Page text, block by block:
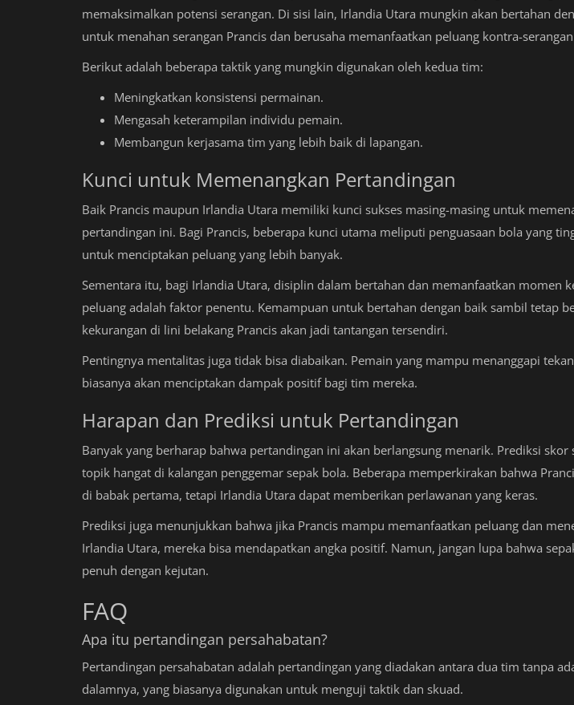
memaksimalkan potensi serangan. Di sisi lain, Irlandia Utara mungkin akan bertahan
untuk menahan serangan Prancis dan berusaha memanfaatkan peluang kontra-
Berikut adalah beberapa taktik yang mungkin digunakan oleh kedua tim:
Meningkatkan konsistensi permainan.
Mengasah keterampilan individu pemain.
Membangun kerjasama tim yang lebih baik di lapangan.
Kunci untuk Memenangkan Pertandingan
Baik Prancis maupun Irlandia Utara memiliki kunci sukses masing-masing untuk
pertandingan ini. Bagi Prancis, beberapa kunci utama meliputi penguasaan bola yang
untuk menciptakan peluang yang lebih banyak.
Sementara itu, bagi Irlandia Utara, disiplin dalam bertahan dan memanfaatkan momen
peluang adalah faktor penentu. Kemampuan untuk bertahan dengan baik sambil tetap
kekurangan di lini belakang Prancis akan jadi tantangan tersendiri.
Pentingnya mentalitas juga tidak bisa diabaikan. Pemain yang mampu menanggapi
biasanya akan menciptakan dampak positif bagi tim mereka.
Harapan dan Prediksi untuk Pertandingan
Banyak yang berharap bahwa pertandingan ini akan berlangsung menarik. Prediksi skor
topik hangat di kalangan penggemar sepak bola. Beberapa memperkirakan bahwa
di babak pertama, tetapi Irlandia Utara dapat memberikan perlawanan yang keras.
Prediksi juga menunjukkan bahwa jika Prancis mampu memanfaatkan peluang dan
Irlandia Utara, mereka bisa mendapatkan angka positif. Namun, jangan lupa bahwa
penuh dengan kejutan.
FAQ
Apa itu pertandingan persahabatan?
Pertandingan persahabatan adalah pertandingan yang diadakan antara dua tim tanpa
dalamnya, yang biasanya digunakan untuk menguji taktik dan skuad.